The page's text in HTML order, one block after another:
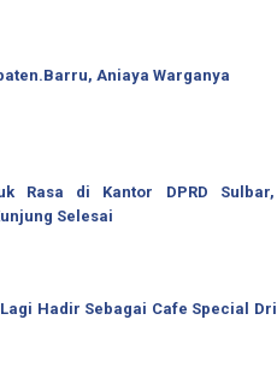
Aniaya Warganya
Rasa di Kantor DPRD
Selesai
Hadir Sebagai Cafe Special